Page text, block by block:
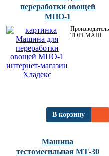
переработки овощей
МПО-1
Производитель:
ТОРГМАШ
В корзину
Машина
тестомесильная МТ-30